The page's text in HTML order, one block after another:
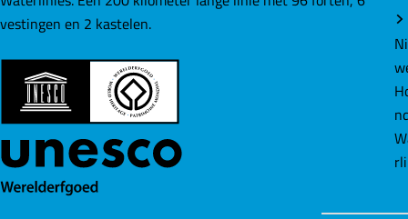
g
n
a
o
p
F
a
g
n
p
L
i
g
n
a
o
p
W
vestingen en 2 kastelen.